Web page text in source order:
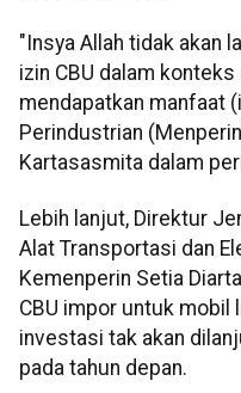
‎"Insya Allah tidak akan
izin CBU dalam
mendapatkan manfaat
Perindustrian
Kartasasmita dalam
‎Lebih lanjut, Direktur
Alat Transportasi dan
Kemenperin Setia
CBU impor untuk
investasi tak akan
pada tahun depan.